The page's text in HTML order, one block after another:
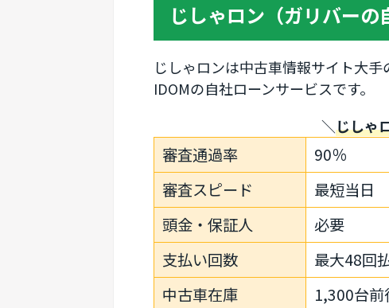
じしゃロン（ガリバーの
じしゃロンは中古車情報サイト大
IDOMの自社ローンサービスです。
＼じしゃ
審査通過率
90％
審査スピード
最短当日
頭金・保証人
必要
支払い回数
最大48回
中古車在庫
1,300台前